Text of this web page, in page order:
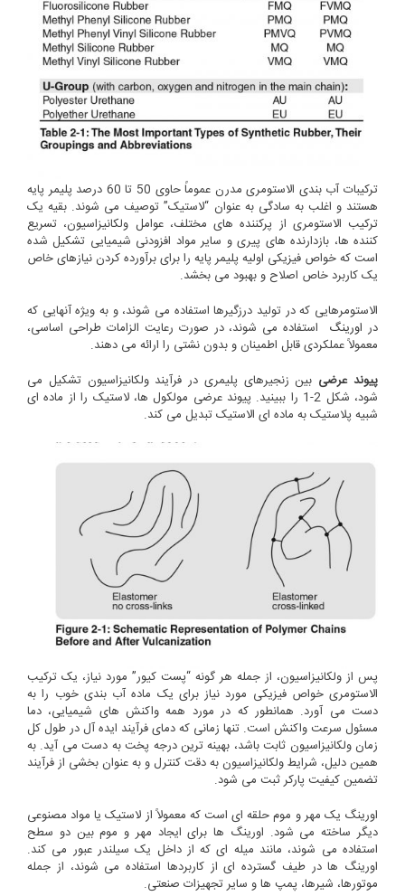
ترکیبات آب بندی الاستومری مدرن عموماً حاوی 50 تا 60 درصد پلیمر پایه
هستند و اغلب به سادگی به عنوان “لاستیک” توصیف می شوند. بقیه یک
ترکیب الاستومری از پرکننده های مختلف، عوامل ولکانیزاسیون، تسریع
کننده ها، بازدارنده های پیری و سایر مواد افزودنی شیمیایی تشکیل شده
است که خواص فیزیکی اولیه پلیمر پایه را برای برآورده کردن نیازهای خاص
یک کاربرد خاص اصلاح و بهبود می بخشد.
الاستومرهایی که در تولید درزگیرها استفاده می شوند، و به ویژه آنهایی که
در اورینگ استفاده می شوند، در صورت رعایت الزامات طراحی اساسی،
معمولاً عملکردی قابل اطمینان و بدون نشتی را ارائه می دهند.
پیوند عرضی بین زنجیرهای پلیمری در فرآیند ولکانیزاسیون تشکیل می
شود، شکل 2-1 را ببینید. پیوند عرضی مولکول ها، لاستیک را از ماده ای
شبیه پلاستیک به ماده ای الاستیک تبدیل می کند.
پس از ولکانیزاسیون، از جمله هر گونه “پست کیور” مورد نیاز، یک ترکیب
الاستومری خواص فیزیکی مورد نیاز برای یک ماده آب بندی خوب را به
دست می آورد. همانطور که در مورد همه واکنش های شیمیایی، دما
مسئول سرعت واکنش است. تنها زمانی که دمای فرآیند ایده آل در طول کل
زمان ولکانیزاسیون ثابت باشد، بهینه ترین درجه پخت به دست می آید. به
همین دلیل، شرایط ولکانیزاسیون به دقت کنترل و به عنوان بخشی از فرآیند
تضمین کیفیت پارکر ثبت می شود.
اورینگ یک مهر و موم حلقه ای است که معمولاً از لاستیک یا مواد مصنوعی
دیگر ساخته می شود. اورینگ ها برای ایجاد مهر و موم بین دو سطح
استفاده می شوند، مانند میله ای که از داخل یک سیلندر عبور می کند.
اورینگ ها در طیف گسترده ای از کاربردها استفاده می شوند، از جمله
موتورها، شیرها، پمپ ها و سایر تجهیزات صنعتی.